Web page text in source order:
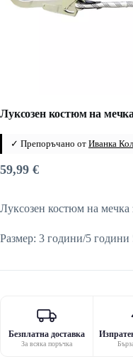
Луксозен костюм на
✓ Препоръчано от Иванка
59,99 €
Луксозен костюм на мечка
Размер: 3 години/5
Безплатна доставка
За всяка поръчка